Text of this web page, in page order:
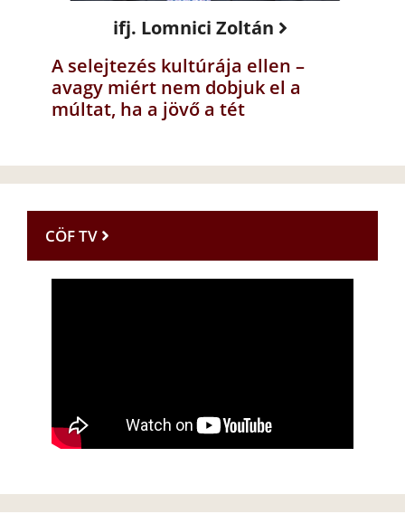
ifj. Lomnici Zoltán
A selejtezés kultúrája ellen –
avagy miért nem dobjuk el a
múltat, ha a jövő a tét
CÖF TV